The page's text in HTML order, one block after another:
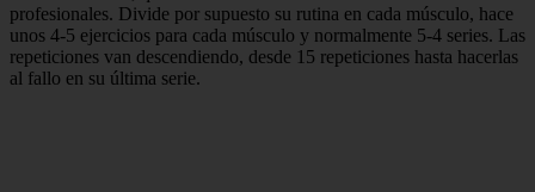
profesionales. Divide por supuesto su rutina en cada músculo, hace
unos 4-5 ejercicios para cada músculo y normalmente 5-4 series. Las
repeticiones van descendiendo, desde 15 repeticiones hasta hacerlas
al fallo en su última serie.